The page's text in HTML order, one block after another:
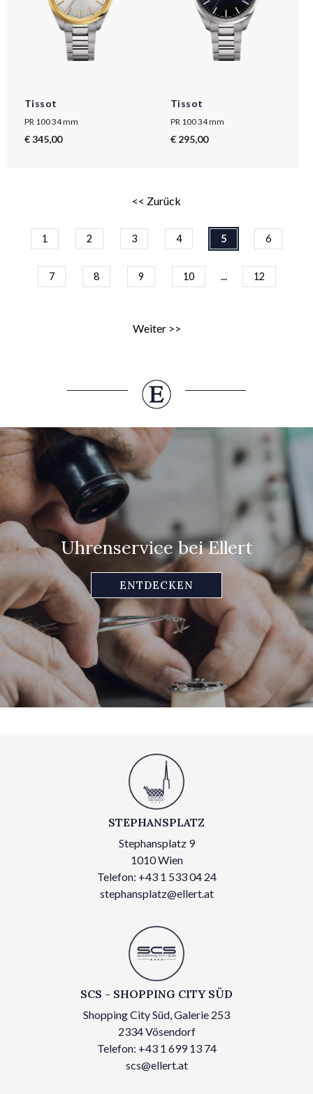
Tissot
PR 100 34 mm
€ 345,00
Tissot
PR 100 34 mm
€ 295,00
<< Zurück
1 2 3 4 5 6
7 8 9 10 12
Weiter >>
Uhrenservice bei Ellert
ENTDECKEN
STEPHANSPLATZ
Stephansplatz 9
1010 Wien
Telefon: +43 1 533 04 24
stephansplatz@ellert.at
SCS - SHOPPING CITY SÜD
Shopping City Süd, Galerie 253
2334 Vösendorf
Telefon: +43 1 699 13 74
scs@ellert.at